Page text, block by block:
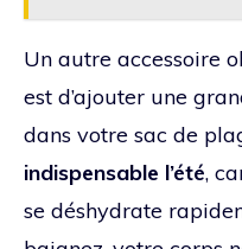
Un autre accessoire
est d’ajouter une
dans votre sac de
indispensable l’été,
se déshydrate